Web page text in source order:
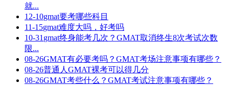
就...
12-10gmat要考哪些科目
11-15gmat难度大吗，好考吗
10-31 gmat终身能考几次？GMAT取消终生8次考试次数
限...
08-26GMAT有必要考吗？GMAT考场注意事项有哪些？
08-26普通人GMAT裸考可以得几分
08-26GMAT考些什么？GMAT考试注意事项有哪些？